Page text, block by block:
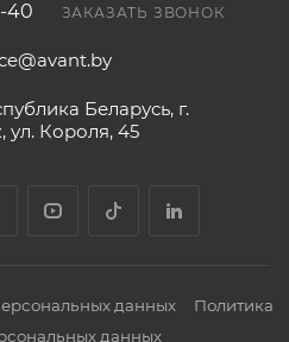
40 ЗАКАЗАТЬ ЗВОНОК
Беларусь, г.
ул. Короля, 45
данных
Политика
данных